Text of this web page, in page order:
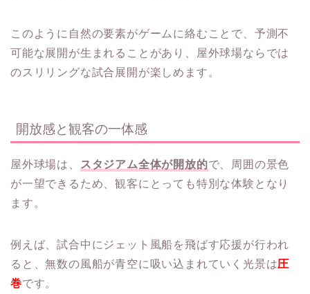
このように自然の要素がゲームに絡むことで、予測不
可能な展開が生まれることがあり、屋外球場ならでは
のスリリングな試合展開が楽しめます。
開放感と観客の一体感
屋外球場は、 スタジアム全体が開放的で、周囲の景色
が一望できるため、観客にとっても特別な体験となり
ます。
例えば、試合中にジェット風船を飛ばす応援が行われ
ると、無数の風船が青空に吸い込まれていく光景は圧
巻です。